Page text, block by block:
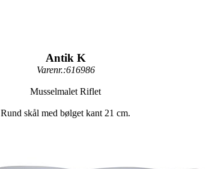
Antik K
Varenr.:616986
Musselmalet Riflet
Rund skål med bølget kant 21 cm.